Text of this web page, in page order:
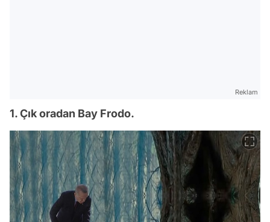
Reklam
1. Çık oradan Bay Frodo.